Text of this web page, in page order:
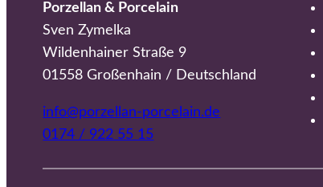
Porzellan & Porcelain
Sven Zymelka
Wildenhainer Straße 9
01558 Großenhain / Deutschland
info@porzellan-porcelain.de
0174 / 922 55 15